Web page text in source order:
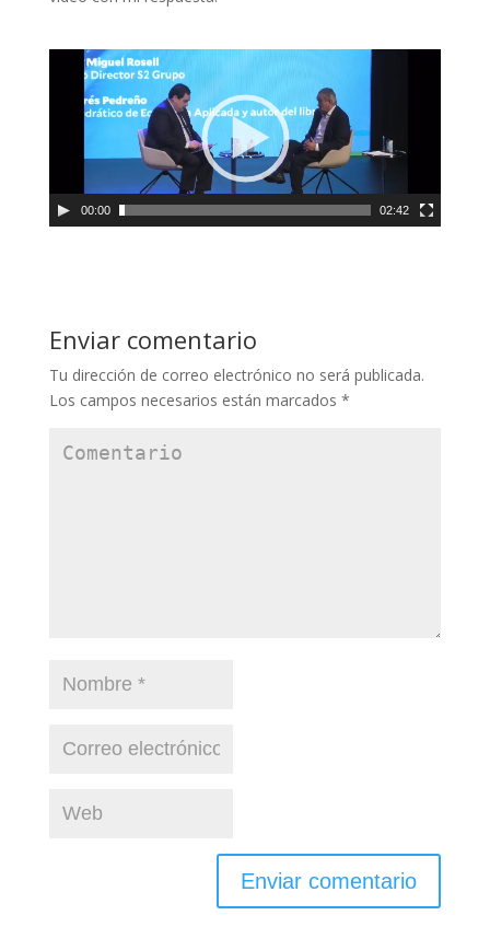
00:00 02:42
Enviar comentario
Tu dirección de correo electrónico no será publicada.
Los campos necesarios están marcados *